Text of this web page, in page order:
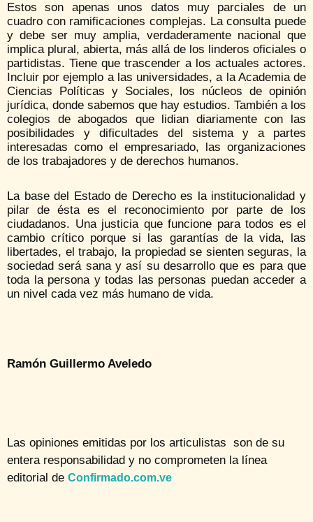
Estos son apenas unos datos muy parciales de un
cuadro con ramificaciones complejas. La consulta puede
y debe ser muy amplia, verdaderamente nacional que
implica plural, abierta, más allá de los linderos oficiales o
partidistas. Tiene que trascender a los actuales actores.
Incluir por ejemplo a las universidades, a la Academia de
Ciencias Políticas y Sociales, los núcleos de opinión
jurídica, donde sabemos que hay estudios. También a los
colegios de abogados que lidian diariamente con las
posibilidades y dificultades del sistema y a partes
interesadas como el empresariado, las organizaciones
de los trabajadores y de derechos humanos.
La base del Estado de Derecho es la institucionalidad y
pilar de ésta es el reconocimiento por parte de los
ciudadanos. Una justicia que funcione para todos es el
cambio crítico porque si las garantías de la vida, las
libertades, el trabajo, la propiedad se sienten seguras, la
sociedad será sana y así su desarrollo que es para que
toda la persona y todas las personas puedan acceder a
un nivel cada vez más humano de vida.
Ramón Guillermo Aveledo
Las opiniones emitidas por los articulistas son de su
entera responsabilidad y no comprometen la línea
editorial de Confirmado.com.ve